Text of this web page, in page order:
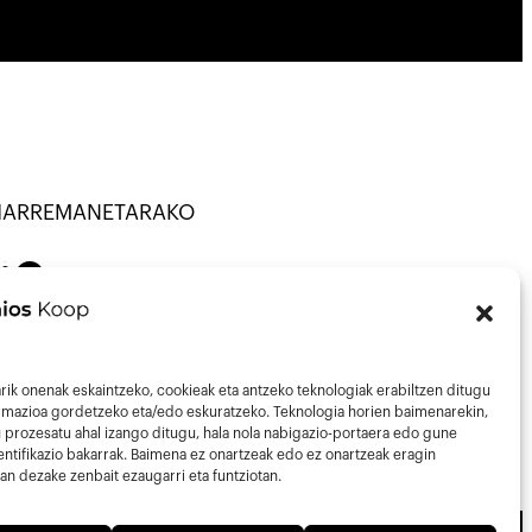
onenak eskaintzeko, cookieak eta antzeko teknologiak erabiltzen ditugu
gordetzeko eta/edo eskuratzeko. Teknologia horien baimenarekin,
prozesatu ahal izango ditugu, hala nola nabigazio-portaera edo gune
bakarrak. Baimena ez onartzeak edo ez onartzeak eragin
dezake zenbait ezaugarri eta funtziotan.
Mail